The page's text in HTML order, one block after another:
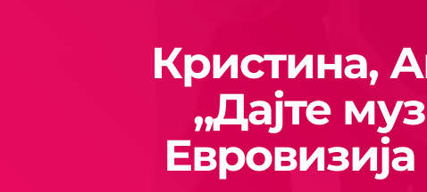
Кристина,
„Дајте